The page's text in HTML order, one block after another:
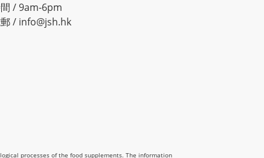
/ 9am-6pm
/ info@jsh.hk
processes of the food supplements. The information